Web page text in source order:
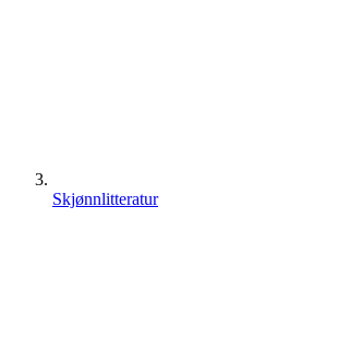
Skjønnlitteratur